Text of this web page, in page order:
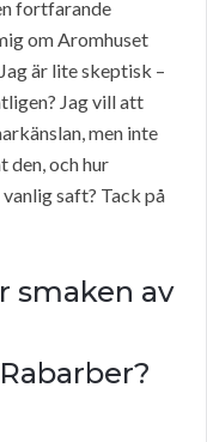
fortfarande
om Aromhuset
är lite skeptisk –
Jag vill att
men inte
den, och hur
saft? Tack på
smaken av